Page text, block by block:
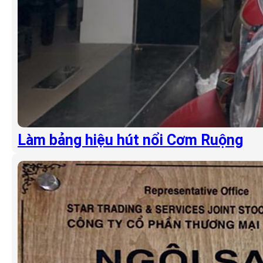
Làm bảng hiệu hút nổi Cơm Ruộng